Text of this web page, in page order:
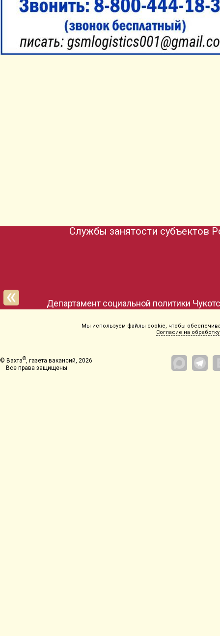
Службы занятости субъектов
Мы используем файлы cookie, чтобы
Согласие на обработку
© Вахта® , газета вакансий, 2026
Все права защищены